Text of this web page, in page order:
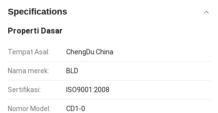
Specifications
Properti Dasar
Tempat Asal: ChengDu China
Nama merek: BLD
Sertifikasi: ISO9001:2008
Nomor Model: CD1-0